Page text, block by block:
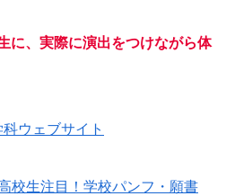
に、実際に演出をつけながら体
ウェブサイト
校生注目！学校パンフ・願書